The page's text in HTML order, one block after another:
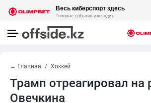
← Главная Хоккей
Трамп отреагировал на
Овечкина